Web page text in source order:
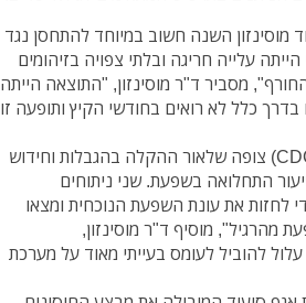
השנה חשוב במיוחד להתחסן נגד
עלייה חריגה ובלתי צפויה בזיהומים
מסביר ד"ר מוסינזון, "התוצאה הייתה
כלל לא רואים בחודשי הקיץ ותופעה זו
"המרכז לבקרת מחלות זיהומיות בארה"ב (CDC) צופה שלאור ההקלה בהגבלות וחידוש
התחלואה בשפעת. שני ניתוחים
לחזות את עונת השפעת הנוכחית ומצאו
20% יותר מקרי שפעת מהרגיל", מוסיף ד"ר מוסינזון,
להוביל לעומס בעייתי מאוד על מערכת